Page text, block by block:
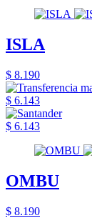
ISLA
$ 8.190
$ 6.143
$ 6.143
OMBU
$ 8.190